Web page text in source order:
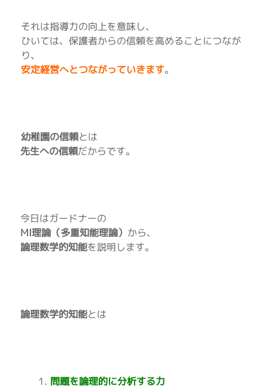
それは指導力の向上を意味し、
ひいては、保護者からの信頼を高めることにつなが
り、
安定経営へとつながっていきます。
幼稚園の信頼とは
先生への信頼だからです。
今日はガードナーの
MI理論（多重知能理論） から、
論理数学的知能を説明します。
論理数学的知能とは
問題を論理的に分析する力